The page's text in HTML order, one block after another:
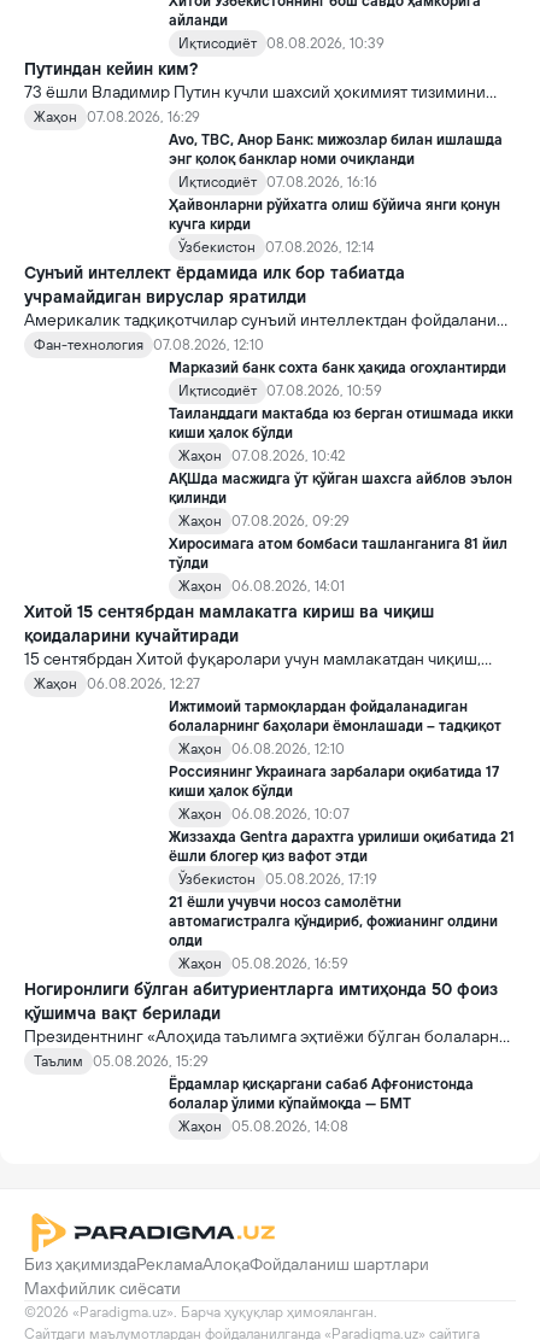
айланди
Иқтисодиёт 08.08.2026, 10:39
Путиндан кейин ким?
73 ёшли Владимир Путин кучли шахсий ҳокимият тизимини
яратди, аммо ундан кейин ким келиши ва ҳокимиятни
топшириш механизми ҳали ноаниқ. Таҳлилчилар фикрича, бу
Кремлда ворислик жангига олиб келиши мумкин.
Жаҳон
07.08.2026, 16:29
Avo, TBC, Анор Банк: мижозлар билан ишлашда
энг қолоқ банклар номи очиқланди
Иқтисодиёт 07.08.2026, 16:16
Ҳайвонларни рўйхатга олиш бўйича янги қонун
кучга кирди
Ўзбекистон
07.08.2026, 12:14
Сунъий интеллект ёрдамида илк бор табиатда
учрамайдиган вируслар яратилди
Америкалик тадқиқотчилар сунъий интеллектдан фойдаланиб
16 та вирус яратди. Бу кашфиёт янги ютуқларга умид уйғотиш
билан бирга, ундан нотўғри мақсадда фойдаланиш борасидаги
хавотирларни ҳам кучайтирмоқда.
Фан-технология 07.08.2026, 12:10
Марказий банк сохта банк ҳақида огоҳлантирди
Иқтисодиёт 07.08.2026, 10:59
Таиланддаги мактабда юз берган отишмада икки
киши ҳалок бўлди
Жаҳон
07.08.2026, 10:42
АҚШда масжидга ўт қўйган шахсга айблов эълон
қилинди
Жаҳон
07.08.2026, 09:29
Хиросимага атом бомбаси ташланганига 81 йил
тўлди
Жаҳон
06.08.2026, 14:01
Хитой 15 сентябрдан мамлакатга кириш ва чиқиш
қоидаларини кучайтиради
15 сентябрдан Хитой фуқаролари учун мамлакатдан чиқиш,
хорижликлар учун эса Хитойга кириш тартиби бўйича янги
қоидалар кучга киради.
Жаҳон
06.08.2026, 12:27
Ижтимоий тармоқлардан фойдаланадиган
болаларнинг баҳолари ёмонлашади – тадқиқот
Жаҳон
06.08.2026, 12:10
Россиянинг Украинага зарбалари оқибатида 17
киши ҳалок бўлди
Жаҳон
06.08.2026, 10:07
Жиззахда Gentra дарахтга урилиши оқибатида 21
ёшли блогер қиз вафот этди
Ўзбекистон
05.08.2026, 17:19
21 ёшли учувчи носоз самолётни
автомагистралга қўндириб, фожианинг олдини
олди
Жаҳон
05.08.2026, 16:59
Ногиронлиги бўлган абитуриентларга имтиҳонда 50 фоиз
қўшимча вақт берилади
Президентнинг «Алоҳида таълимга эҳтиёжи бўлган болаларни
таълим ва ижтимоий хизматлар билан қамраб олиш тизимини
такомиллаштириш бўйича қўшимча чора-тадбирлар
тўғрисида»ги қарори билан инклюзив таълим соҳасида қатор
янги механизмлар жорий этилади.
Таълим
05.08.2026, 15:29
Ёрдамлар қисқаргани сабаб Афғонистонда
болалар ўлими кўпаймоқда — БМТ
Жаҳон
05.08.2026, 14:08
Биз ҳақимиздаРекламаАлоқаФойдаланиш шартлари
Махфийлик сиёсати
©2026 «Paradigma.uz». Барча ҳуқуқлар ҳимояланган.
Сайтдаги маълумотлардан фойдаланилганда «Paradigma.uz» сайтига